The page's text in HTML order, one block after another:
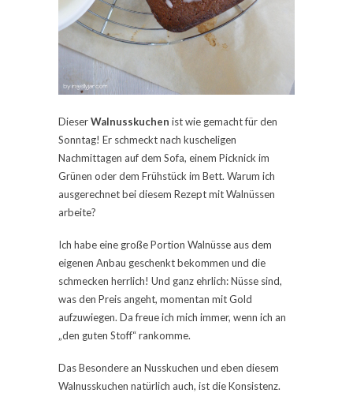
DieserWalnusskuchen ist wie gemacht für den
Sonntag! Er schmeckt nach kuscheligen
Nachmittagen auf dem Sofa, einem Picknick im
Grünen oder dem Frühstück im Bett. Warum ich
ausgerechnet bei diesem Rezept mit Walnüssen
arbeite?
Ich habe eine große Portion Walnüsse aus dem
eigenen Anbau geschenkt bekommen und die
schmecken herrlich! Und ganz ehrlich: Nüsse sind,
was den Preis angeht, momentan mit Gold
aufzuwiegen. Da freue ich mich immer, wenn ich an
„den guten Stoff“ rankomme.
Das Besondere an Nusskuchen und eben diesem
Walnusskuchen natürlich auch, ist die Konsistenz.